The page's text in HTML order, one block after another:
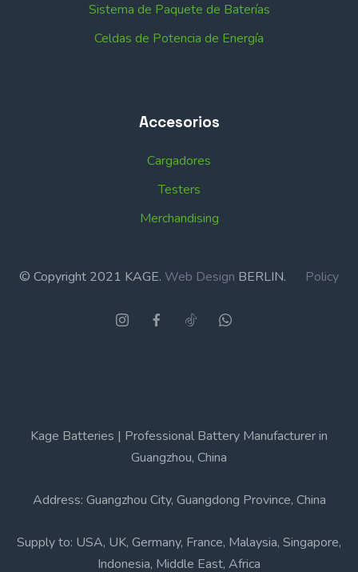
Sistema de Paquete de Baterías
Celdas de Potencia de Energía
Accesorios
Cargadores
Testers
Merchandising
© Copyright 2021 KAGE. Web Design BERLIN. Policy
Kage Batteries | Professional Battery Manufacturer in
Guangzhou, China
Address: Guangzhou City, Guangdong Province, China
Supply to: USA, UK, Germany, France, Malaysia, Singapore,
Indonesia, Middle East, Africa